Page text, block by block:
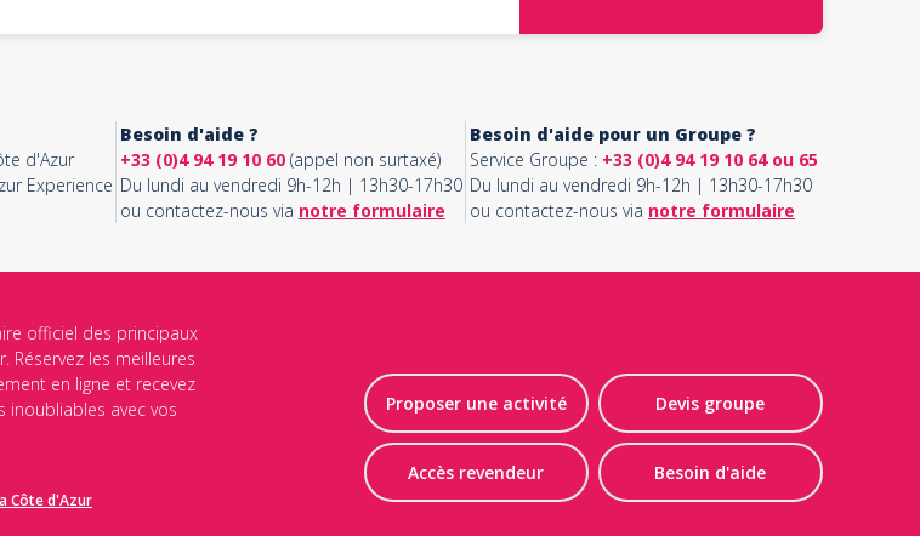
d'Azur
Experience
Besoin d'aide ?
+33 (0)4 94 19 10 60(appel non surtaxé)
Du lundi au vendredi 9h-12h | 13h30-17h30
ou contactez-nous via notre formulaire
Besoin d'aide pour un Groupe ?
Service Groupe : +33 (0)4 94 19 10 64 ou 65
Du lundi au vendredi 9h-12h | 13h30-17h30
ou contactez-nous via notre formulaire
officiel des principaux
Réservez les meilleures
en ligne et recevez
inoubliables avec vos
Côte d'Azur
Proposer une activité Devis groupe
Accès revendeur Besoin d'aide